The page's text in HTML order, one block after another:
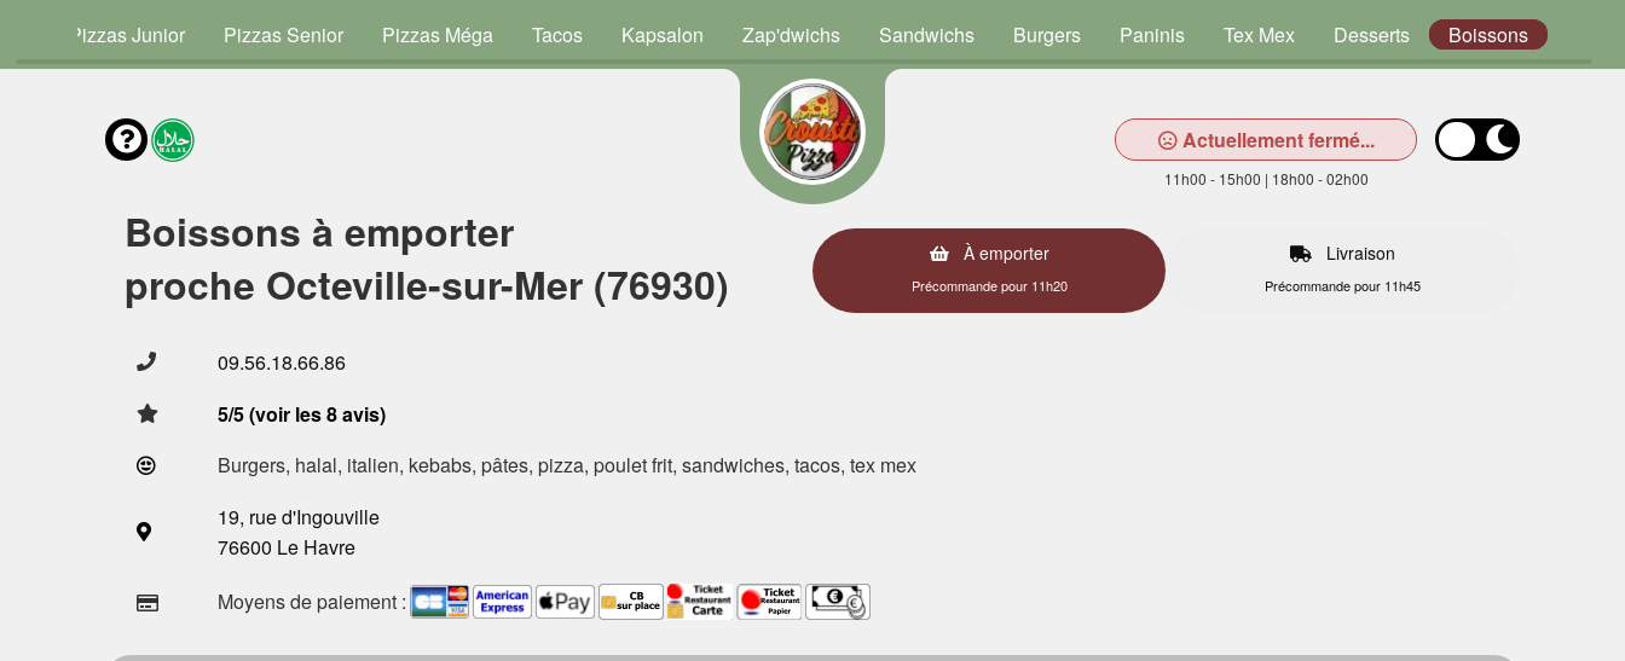
Pizzas Junior Pizzas Senior Pizzas Méga Tacos Kapsalon Zap'dwichs Sandwichs Burgers Paninis Tex Mex Desserts Boissons
Actuellement fermé...
11h00 - 15h00 | 18h00 - 02h00
Boissons à emporter
proche Octeville-sur-Mer (76930)
À emporter
Précommande pour 11h20
Livraison
Précommande pour 11h45
09.56.18.66.86
5/5 (voir les 8 avis)
Burgers, halal, italien, kebabs, pâtes, pizza, poulet frit, sandwiches, tacos, tex mex
19, rue d'Ingouville
76600 Le Havre
Moyens de paiement :